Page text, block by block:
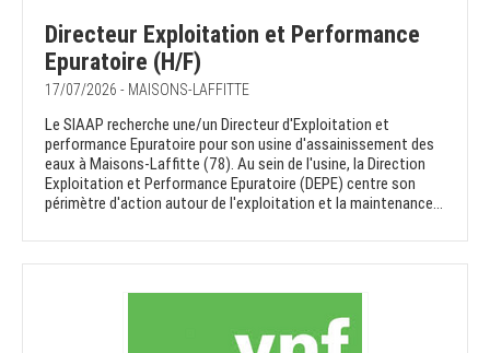
Directeur Exploitation et Performance
Epuratoire (H/F)
17/07/2026 - MAISONS-LAFFITTE
Le SIAAP recherche une/un Directeur d'Exploitation et
performance Epuratoire pour son usine d'assainissement des
eaux à Maisons-Laffitte (78). Au sein de l'usine, la Direction
Exploitation et Performance Epuratoire (DEPE) centre son
périmètre d'action autour de l'exploitation et la maintenance...